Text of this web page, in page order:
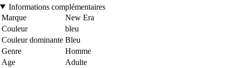
Informations complémentaires
Marque
New Era
Couleur
bleu
Couleur dominante Bleu
Genre
Homme
Age
Adulte